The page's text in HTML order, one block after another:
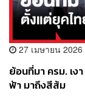
27 เมษายน 2026
ย้อนที่มา ครม. เง
ฟ้า มาถึงสีส้ม